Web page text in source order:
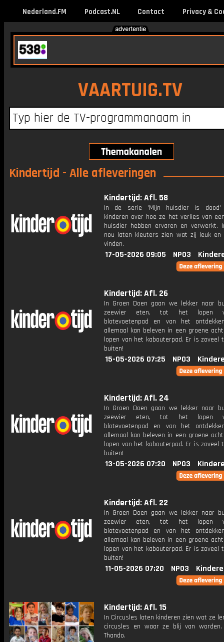
Nederland.FM Podcast.NL Contact Privacy &
VAARTUIG.TV
Kindertijd - Alle afleveringen
Kindertijd: Afl. 58
In de serie 'Mijn huisdier is dood'
kinderen over hoe ze het verlies van
huisdier hebben ervaren en verwerkt.
nou laten kleuters zien wat zij leuk en
vinden.
17-05-2026 09:05 NPO3
Kindertijd: Afl. 26
In Groen Doen gaan we lekker naar
zeewier eten, tot het lopen
blotevoetenpad en van het
allemaal kan beleven in een groene
lopen van het kabouterpad. Er is zoveel
buiten!
15-05-2026 07:25 NPO3
Kindertijd: Afl. 24
In Groen Doen gaan we lekker naar
zeewier eten, tot het lopen
blotevoetenpad en van het
allemaal kan beleven in een groene
lopen van het kabouterpad. Er is zoveel
buiten!
13-05-2026 07:20 NPO3
Kindertijd: Afl. 22
In Groen Doen gaan we lekker naar
zeewier eten, tot het lopen
blotevoetenpad en van het
allemaal kan beleven in een groene
lopen van het kabouterpad. Er is zoveel
buiten!
11-05-2026 07:20 NPO3
Kindertijd: Afl. 15
In Circusles laten kinderen zien wat ze
circusles en waar ze blij van
Thando.